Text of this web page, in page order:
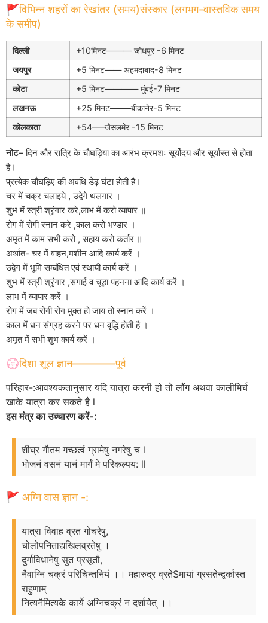
🚩विभिन्न शहरों का रेखांतर (समय)संस्कार (लगभग-वास्तविक समय
के समीप)
दिल्ली
+10मिनट——— जोधपुर -6 मिनट
जयपुर
+5 मिनट—— अहमदाबाद-8 मिनट
कोटा
+5 मिनट———— मुंबई-7 मिनट
लखनऊ
+25 मिनट——–बीकानेर-5 मिनट
कोलकाता
+54—–जैसलमेर -15 मिनट
नोट– दिन और रात्रि के चौघड़िया का आरंभ क्रमशः सूर्योदय और सूर्यास्त से होता
है।
प्रत्येक चौघड़िए की अवधि डेढ़ घंटा होती है।
चर में चक्र चलाइये , उद्वेगे थलगार ।
शुभ में स्त्री श्रृंगार करे,लाभ में करो व्यापार ॥
रोग में रोगी स्नान करे ,काल करो भण्डार ।
अमृत में काम सभी करो , सहाय करो कर्तार ॥
अर्थात- चर में वाहन,मशीन आदि कार्य करें ।
उद्वेग में भूमि सम्बंधित एवं स्थायी कार्य करें ।
शुभ में स्त्री श्रृंगार ,सगाई व चूड़ा पहनना आदि कार्य करें ।
लाभ में व्यापार करें ।
रोग में जब रोगी रोग मुक्त हो जाय तो स्नान करें ।
काल में धन संग्रह करने पर धन वृद्धि होती है ।
अमृत में सभी शुभ कार्य करें ।
💮दिशा शूल ज्ञान————पूर्व
परिहार-:आवश्यकतानुसार यदि यात्रा करनी हो तो लौंग अथवा कालीमिर्च
खाके यात्रा कर सकते है l
इस मंत्र का उच्चारण करें-:
शीघ्र गौतम गच्छत्वं ग्रामेषु नगरेषु च l
भोजनं वसनं यानं मार्गं मे परिकल्पय: ll
🚩 अग्नि वास ज्ञान -:
यात्रा विवाह व्रत गोचरेषु,
चोलोपनिताद्यखिलव्रतेषु ।
दुर्गाविधानेषु सुत प्रसूतौ,
नैवाग्नि चक्रं परिचिन्तनियं ।। महारुद्र व्रतेSमायां ग्रसतेन्द्वर्कास्त
राहुणाम्
नित्यनैमित्यके कार्ये अग्निचक्रं न दर्शायेत् ।।